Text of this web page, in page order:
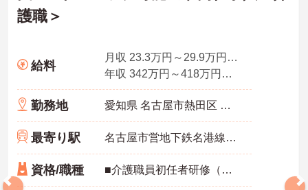
護職＞
給料
月収 23.3万円～29.9万円程度 諸手当込・夜勤5回換算
年収 342万円～418万円程度 諸手当・賞与込
勤務地 愛知県 名古屋市熱田区 幡野町1701
最寄り駅 名古屋市営地下鉄名港線「日比野(名古屋市営)駅」徒歩14分
資格/職種 ■介護職員初任者研修（ヘルパー2級）以上 ■経験6カ月以上